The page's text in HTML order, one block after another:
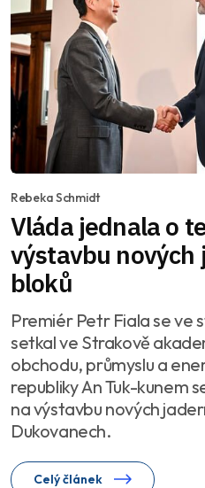
Rebeka Schmidt
Vláda jednala o
výstavbu nových
bloků
Premiér Petr Fiala se ve
setkal ve Strakově
obchodu, průmyslu a
republiky An Tuk-kunem
na výstavbu nových
Dukovanech.
Celý článek